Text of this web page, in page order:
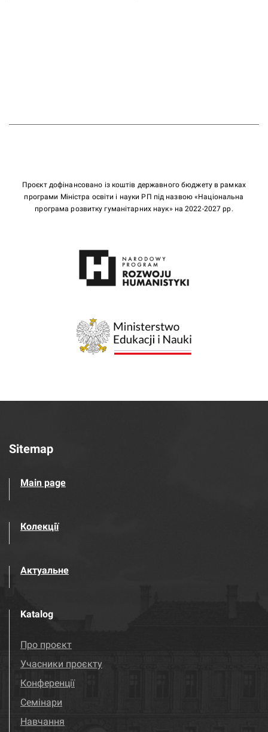
Проєкт дофінансовано із коштів державного бюджету в рамках
програми Міністра освіти і науки РП під назвою «Національна
програма розвитку гуманітарних наук» на 2022-2027 рр.
Sitemap
Main page
Колекції
Актуальне
Katalog
Про проєкт
Учасники проєкту
Конференції
Семінари
Навчання